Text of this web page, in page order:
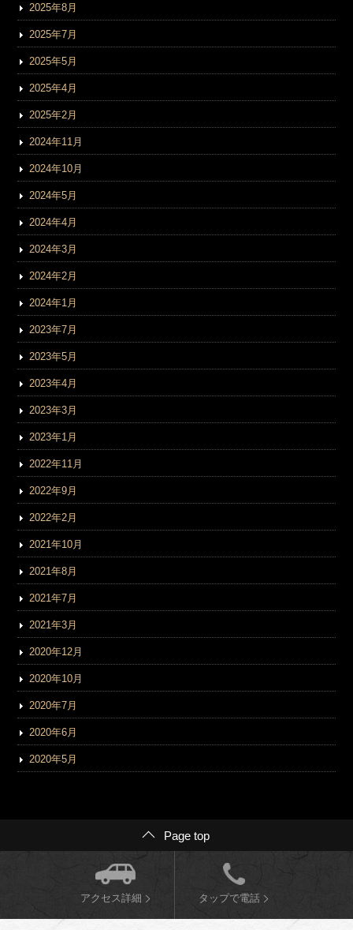
2025年8月
2025年7月
2025年5月
2025年4月
2025年2月
2024年11月
2024年10月
2024年5月
2024年4月
2024年3月
2024年2月
2024年1月
2023年7月
2023年5月
2023年4月
2023年3月
2023年1月
2022年11月
2022年9月
2022年2月
2021年10月
2021年8月
2021年7月
2021年3月
2020年12月
2020年10月
2020年7月
2020年6月
2020年5月
Page top
アクセス詳細 タップで電話